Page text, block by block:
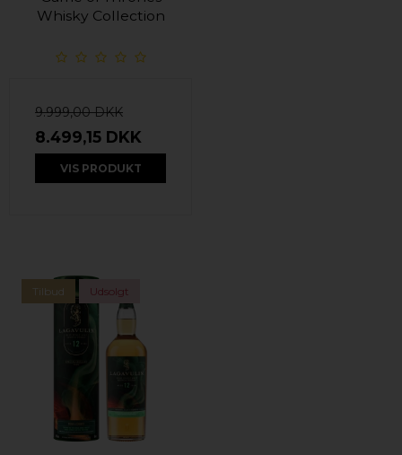
Whisky Collection
9.999,00 DKK
8.499,15 DKK
VIS PRODUKT
Tilbud Udsolgt